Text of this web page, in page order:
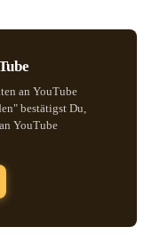
an YouTube
bestätigst Du,
YouTube